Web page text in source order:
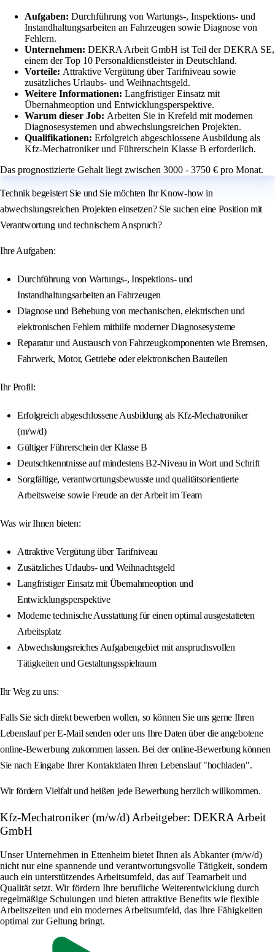
Aufgaben: Durchführung von Wartungs-, Inspektions- und
Instandhaltungsarbeiten an Fahrzeugen sowie Diagnose von
Fehlern.
Unternehmen: DEKRA Arbeit GmbH ist Teil der DEKRA SE,
einem der Top 10 Personaldienstleister in Deutschland.
Vorteile: Attraktive Vergütung über Tarifniveau sowie
zusätzliches Urlaubs- und Weihnachtsgeld.
Weitere Informationen: Langfristiger Einsatz mit
Übernahmeoption und Entwicklungsperspektive.
Warum dieser Job: Arbeiten Sie in Krefeld mit modernen
Diagnosesystemen und abwechslungsreichen Projekten.
Qualifikationen: Erfolgreich abgeschlossene Ausbildung als
Kfz-Mechatroniker und Führerschein Klasse B erforderlich.
Das prognostizierte Gehalt liegt zwischen 3000 - 3750 € pro Monat.
Technik begeistert Sie und Sie möchten Ihr Know-how in
abwechslungsreichen Projekten einsetzen? Sie suchen eine Position mit
Verantwortung und technischem Anspruch?
Ihre Aufgaben:
Durchführung von Wartungs-, Inspektions- und
Instandhaltungsarbeiten an Fahrzeugen
Diagnose und Behebung von mechanischen, elektrischen und
elektronischen Fehlern mithilfe moderner Diagnosesysteme
Reparatur und Austausch von Fahrzeugkomponenten wie Bremsen,
Fahrwerk, Motor, Getriebe oder elektronischen Bauteilen
Ihr Profil:
Erfolgreich abgeschlossene Ausbildung als Kfz-Mechatroniker
(m/w/d)
Gültiger Führerschein der Klasse B
Deutschkenntnisse auf mindestens B2-Niveau in Wort und Schrift
Sorgfältige, verantwortungsbewusste und qualitätsorientierte
Arbeitsweise sowie Freude an der Arbeit im Team
Was wir Ihnen bieten:
Attraktive Vergütung über Tarifniveau
Zusätzliches Urlaubs- und Weihnachtsgeld
Langfristiger Einsatz mit Übernahmeoption und
Entwicklungsperspektive
Moderne technische Ausstattung für einen optimal ausgestatteten
Arbeitsplatz
Abwechslungsreiches Aufgabengebiet mit anspruchsvollen
Tätigkeiten und Gestaltungsspielraum
Ihr Weg zu uns:
Falls Sie sich direkt bewerben wollen, so können Sie uns gerne Ihren
Lebenslauf per E-Mail senden oder uns Ihre Daten über die angebotene
online-Bewerbung zukommen lassen. Bei der online-Bewerbung können
Sie nach Eingabe Ihrer Kontaktdaten Ihren Lebenslauf "hochladen".
Wir fördern Vielfalt und heißen jede Bewerbung herzlich willkommen.
Kfz-Mechatroniker (m/w/d) Arbeitgeber: DEKRA Arbeit
GmbH
Unser Unternehmen in Ettenheim bietet Ihnen als Abkanter (m/w/d)
nicht nur eine spannende und verantwortungsvolle Tätigkeit, sondern
auch ein unterstützendes Arbeitsumfeld, das auf Teamarbeit und
Qualität setzt. Wir fördern Ihre berufliche Weiterentwicklung durch
regelmäßige Schulungen und bieten attraktive Benefits wie flexible
Arbeitszeiten und ein modernes Arbeitsumfeld, das Ihre Fähigkeiten
optimal zur Geltung bringt.